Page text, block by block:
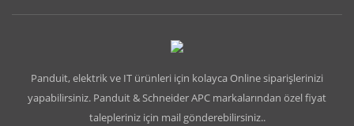
Panduit, elektrik ve IT ürünleri için kolayca Online siparişlerinizi
yapabilirsiniz. Panduit & Schneider APC markalarından özel fiyat
talepleriniz için mail gönderebilirsiniz..